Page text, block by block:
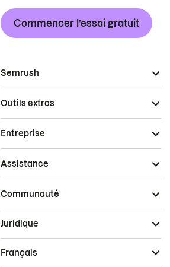
Commencer l’essai gratuit
Semrush
Outils extras
Entreprise
Assistance
Communauté
Juridique
Français